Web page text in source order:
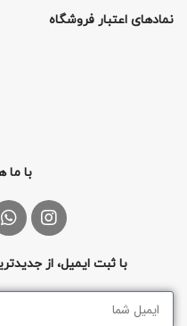
نمادهای اعتبار فروشگاه
با ما
با ثبت ایمیل، از